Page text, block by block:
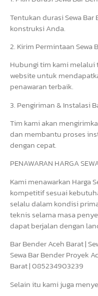
Tentukan durasi Sewa
konstruksi Anda.
2. Kirim Permintaan Sewa
Hubungi tim kami melalui
website untuk
penawaran terbaik.
3. Pengiriman & Instalasi
Tim kami akan
dan membantu proses
dengan cepat.
PENAWARAN HARGA
Kami menawarkan Harga
kompetitif sesuai
selalu dalam kondisi
teknis selama masa
dapat berjalan dengan
Bar Bender Aceh Barat |
Sewa Bar Bender Proyek
Barat | 085234903239
Selain itu kami juga